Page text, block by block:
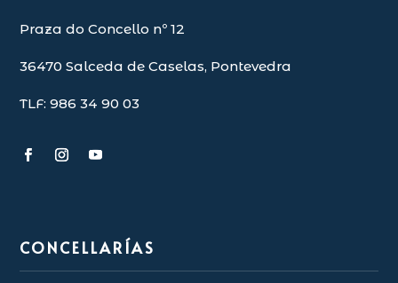
Praza do Concello nº 12
36470 Salceda de Caselas, Pontevedra
TLF: 986 34 90 03
CONCELLARÍAS